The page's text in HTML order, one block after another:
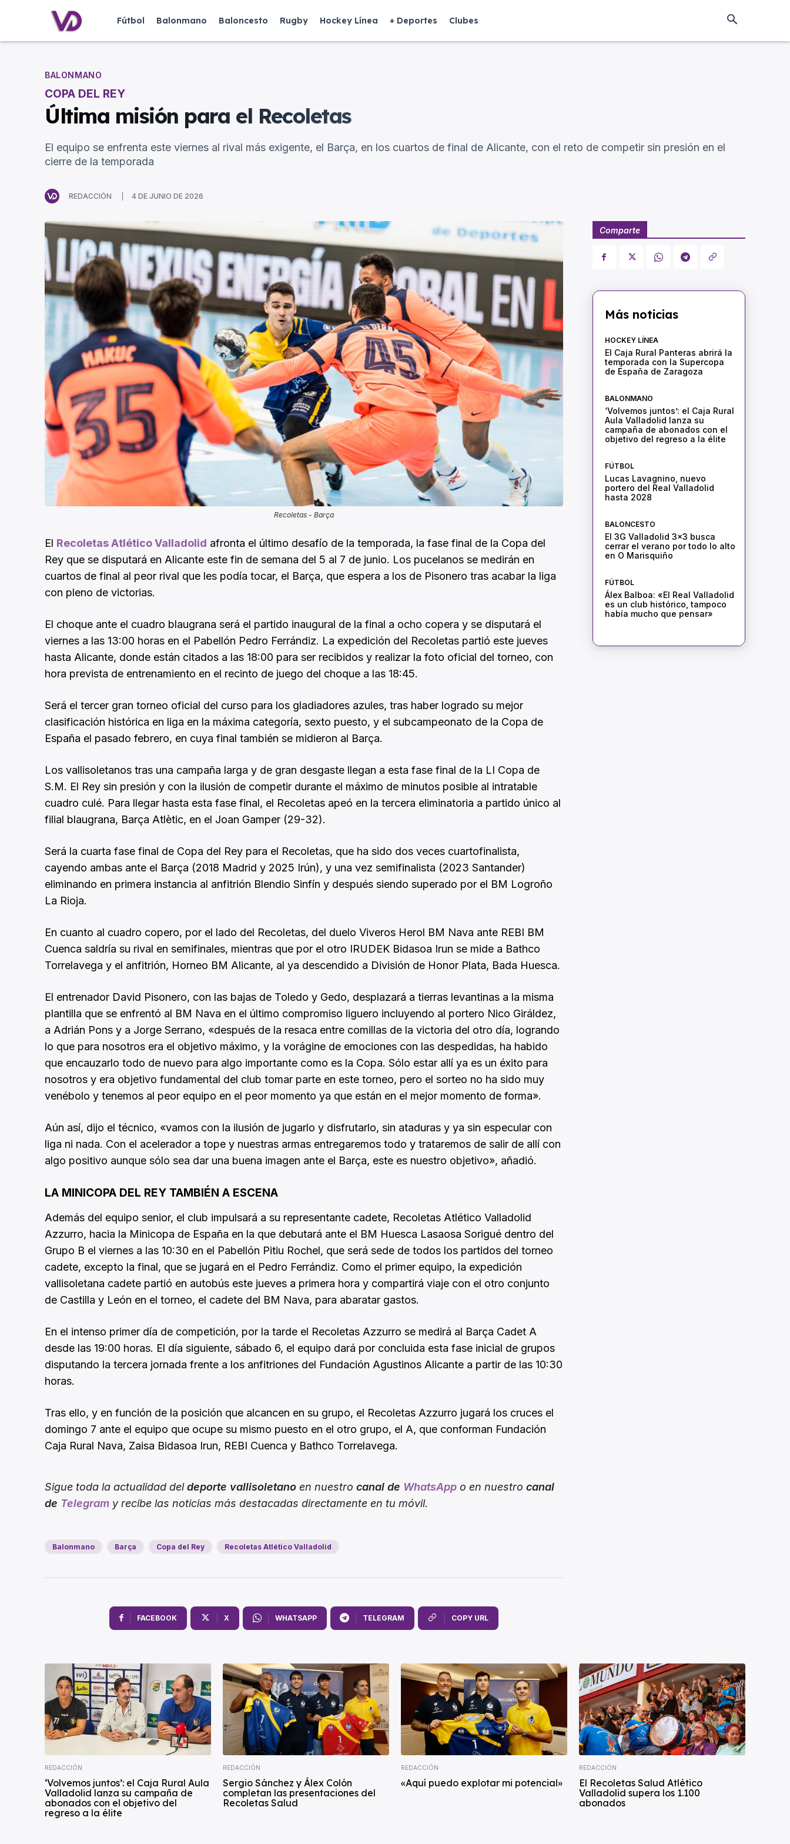
Fútbol Balonmano Baloncesto Rugby Hockey Línea + Deportes Clubes
BALONMANO
COPA DEL REY
Última misión para el Recoletas
El equipo se enfrenta este viernes al rival más exigente, el Barça, en los cuartos de final de Alicante, con el reto de competir sin presión en el
cierre de la temporada
REDACCIÓN 4 DE JUNIO DE 2026
Recoletas - Barça
El Recoletas Atlético Valladolid afronta el último desafío de la temporada, la fase final de la Copa del
Rey que se disputará en Alicante este fin de semana del 5 al 7 de junio. Los pucelanos se medirán en
cuartos de final al peor rival que les podía tocar, el Barça, que espera a los de Pisonero tras acabar la liga
con pleno de victorias.
El choque ante el cuadro blaugrana será el partido inaugural de la final a ocho copera y se disputará el
viernes a las 13:00 horas en el Pabellón Pedro Ferrándiz. La expedición del Recoletas partió este jueves
hasta Alicante, donde están citados a las 18:00 para ser recibidos y realizar la foto oficial del torneo, con
hora prevista de entrenamiento en el recinto de juego del choque a las 18:45.
Será el tercer gran torneo oficial del curso para los gladiadores azules, tras haber logrado su mejor
clasificación histórica en liga en la máxima categoría, sexto puesto, y el subcampeonato de la Copa de
España el pasado febrero, en cuya final también se midieron al Barça.
Los vallisoletanos tras una campaña larga y de gran desgaste llegan a esta fase final de la LI Copa de
S.M. El Rey sin presión y con la ilusión de competir durante el máximo de minutos posible al intratable
cuadro culé. Para llegar hasta esta fase final, el Recoletas apeó en la tercera eliminatoria a partido único al
filial blaugrana, Barça Atlètic, en el Joan Gamper (29-32).
Será la cuarta fase final de Copa del Rey para el Recoletas, que ha sido dos veces cuartofinalista,
cayendo ambas ante el Barça (2018 Madrid y 2025 Irún), y una vez semifinalista (2023 Santander)
eliminando en primera instancia al anfitrión Blendio Sinfín y después siendo superado por el BM Logroño
La Rioja.
En cuanto al cuadro copero, por el lado del Recoletas, del duelo Viveros Herol BM Nava ante REBI BM
Cuenca saldría su rival en semifinales, mientras que por el otro IRUDEK Bidasoa Irun se mide a Bathco
Torrelavega y el anfitrión, Horneo BM Alicante, al ya descendido a División de Honor Plata, Bada Huesca.
El entrenador David Pisonero, con las bajas de Toledo y Gedo, desplazará a tierras levantinas a la misma
plantilla que se enfrentó al BM Nava en el último compromiso liguero incluyendo al portero Nico Giráldez,
a Adrián Pons y a Jorge Serrano, «después de la resaca entre comillas de la victoria del otro día, logrando
lo que para nosotros era el objetivo máximo, y la vorágine de emociones con las despedidas, ha habido
que encauzarlo todo de nuevo para algo importante como es la Copa. Sólo estar allí ya es un éxito para
nosotros y era objetivo fundamental del club tomar parte en este torneo, pero el sorteo no ha sido muy
venébolo y tenemos al peor equipo en el peor momento ya que están en el mejor momento de forma».
Aún así, dijo el técnico, «vamos con la ilusión de jugarlo y disfrutarlo, sin ataduras y ya sin especular con
liga ni nada. Con el acelerador a tope y nuestras armas entregaremos todo y trataremos de salir de allí con
algo positivo aunque sólo sea dar una buena imagen ante el Barça, este es nuestro objetivo», añadió.
LA MINICOPA DEL REY TAMBIÉN A ESCENA
Además del equipo senior, el club impulsará a su representante cadete, Recoletas Atlético Valladolid
Azzurro, hacia la Minicopa de España en la que debutará ante el BM Huesca Lasaosa Sorigué dentro del
Grupo B el viernes a las 10:30 en el Pabellón Pitiu Rochel, que será sede de todos los partidos del torneo
cadete, excepto la final, que se jugará en el Pedro Ferrándiz. Como el primer equipo, la expedición
vallisoletana cadete partió en autobús este jueves a primera hora y compartirá viaje con el otro conjunto
de Castilla y León en el torneo, el cadete del BM Nava, para abaratar gastos.
En el intenso primer día de competición, por la tarde el Recoletas Azzurro se medirá al Barça Cadet A
desde las 19:00 horas. El día siguiente, sábado 6, el equipo dará por concluida esta fase inicial de grupos
disputando la tercera jornada frente a los anfitriones del Fundación Agustinos Alicante a partir de las 10:30
horas.
Tras ello, y en función de la posición que alcancen en su grupo, el Recoletas Azzurro jugará los cruces el
domingo 7 ante el equipo que ocupe su mismo puesto en el otro grupo, el A, que conforman Fundación
Caja Rural Nava, Zaisa Bidasoa Irun, REBI Cuenca y Bathco Torrelavega.
Sigue toda la actualidad deldeporte vallisoletano en nuestro canal de WhatsApp o en nuestro canal
de Telegram y recibe las noticias más destacadas directamente en tu móvil.
Balonmano Barça Copa del Rey Recoletas Atlético Valladolid
FACEBOOK X WHATSAPP TELEGRAM COPY URL
Comparte
Más noticias
HOCKEY LÍNEA
El Caja Rural Panteras abrirá la
temporada con la Supercopa
de España de Zaragoza
BALONMANO
‘Volvemos juntos’: el Caja Rural
Aula Valladolid lanza su
campaña de abonados con el
objetivo del regreso a la élite
FÚTBOL
Lucas Lavagnino, nuevo
portero del Real Valladolid
hasta 2028
BALONCESTO
El 3G Valladolid 3×3 busca
cerrar el verano por todo lo alto
en O Marisquiño
FÚTBOL
Álex Balboa: «El Real Valladolid
es un club histórico, tampoco
había mucho que pensar»
REDACCIÓN
‘Volvemos juntos’: el Caja Rural Aula
Valladolid lanza su campaña de
abonados con el objetivo del
regreso a la élite
REDACCIÓN
Sergio Sánchez y Álex Colón
completan las presentaciones del
Recoletas Salud
REDACCIÓN
«Aquí puedo explotar mi potencial»
REDACCIÓN
El Recoletas Salud Atlético
Valladolid supera los 1.100
abonados